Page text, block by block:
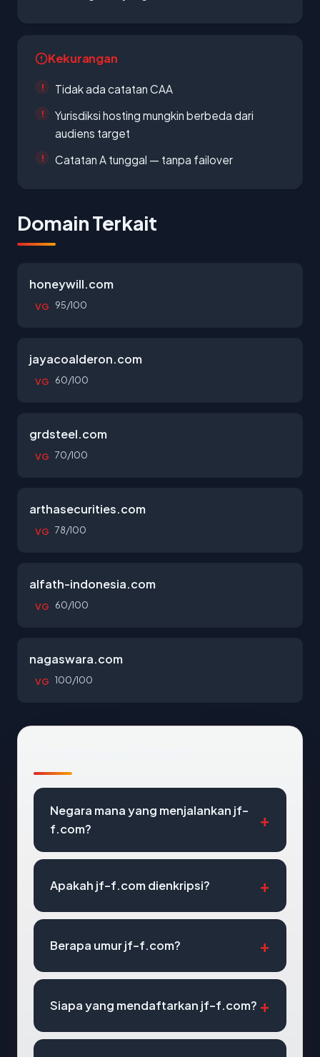
Kekurangan
Tidak ada catatan CAA
Yurisdiksi hosting mungkin berbeda dari
audiens target
Catatan A tunggal — tanpa failover
Domain Terkait
honeywill.com
VG 95/100
jayacoalderon.com
VG 60/100
grdsteel.com
VG 70/100
arthasecurities.com
VG 78/100
alfath-indonesia.com
VG 60/100
nagaswara.com
VG 100/100
Negara mana yang menjalankan jf-
f.com?
Apakah jf-f.com dienkripsi?
Berapa umur jf-f.com?
Siapa yang mendaftarkan jf-f.com?